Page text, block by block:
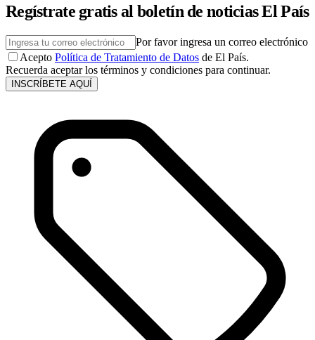
Regístrate gratis al boletín de noticias El País
Por favor ingresa un correo electrónico
Acepto Política de Tratamiento de Datos de El País.
Recuerda aceptar los términos y condiciones para continuar.
INSCRÍBETE AQUÍ